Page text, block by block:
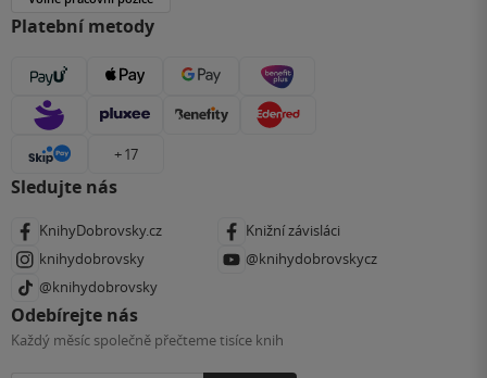
Platební metody
+ 17
Sledujte nás
KnihyDobrovsky.cz
Knižní závisláci
knihydobrovsky
@knihydobrovskycz
@knihydobrovsky
Odebírejte nás
Každý měsíc společně přečteme tisíce knih